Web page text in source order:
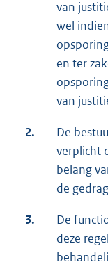
van
wel
en ter
van
2.
De
verplicht
belang
de
3.
De
deze